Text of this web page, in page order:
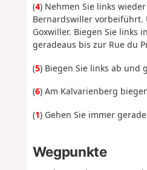
(4) Nehmen Sie links
Bernardswiller vorbeiführt.
Goxwiller. Biegen Sie links
geradeaus bis zur Rue du
(5) Biegen Sie links ab und
(6) Am Kalvarienberg
(1) Gehen Sie immer
Wegpunkte